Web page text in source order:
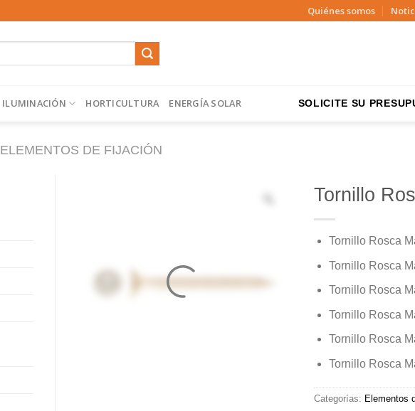
Quiénes somos
ILUMINACIÓN HORTICULTURA ENERGÍA SOLAR SOLICITE SU
ELEMENTOS DE FIJACIÓN
Tornillo
Tornillo Rosca
Tornillo Rosca
Tornillo Rosca
Tornillo Rosca
Tornillo Rosca
Tornillo Rosca
Categorías: Elementos